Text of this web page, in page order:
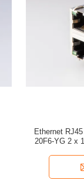
Ethernet
20F6-YG 2 x